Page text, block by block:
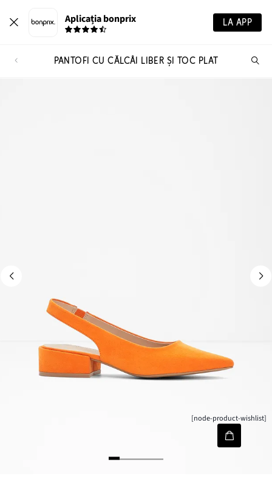
Aplicația bonprix LA APP
PANTOFI CU CĂLCÂI LIBER ȘI TOC PLAT
[node-product-wishlist]